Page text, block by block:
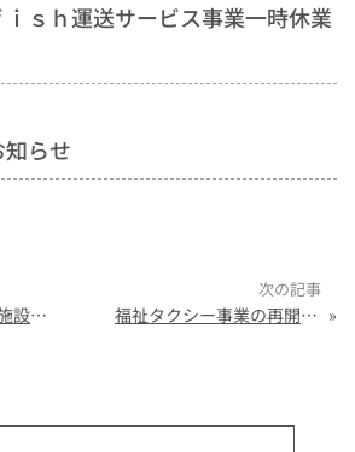
ｓｈ運送サービス事業一時休業
らせ
再生可能エネルギー施設建設計画の行政手続き・現地調査DD報告書作成サービスを開始しました 福祉タクシー事業の再開に向けて »